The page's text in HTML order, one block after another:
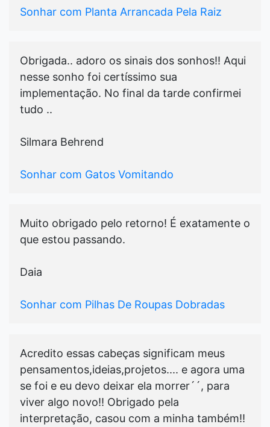
Sonhar com Planta Arrancada Pela Raiz
Obrigada.. adoro os sinais dos sonhos!! Aqui
nesse sonho foi certíssimo sua
implementação. No final da tarde confirmei
tudo ..
Silmara Behrend
Sonhar com Gatos Vomitando
Muito obrigado pelo retorno! É exatamente o
que estou passando.
Daia
Sonhar com Pilhas De Roupas Dobradas
Acredito essas cabeças significam meus
pensamentos,ideias,projetos.... e agora uma
se foi e eu devo deixar ela morrer´´, para
viver algo novo!! Obrigado pela
interpretação, casou com a minha também!!